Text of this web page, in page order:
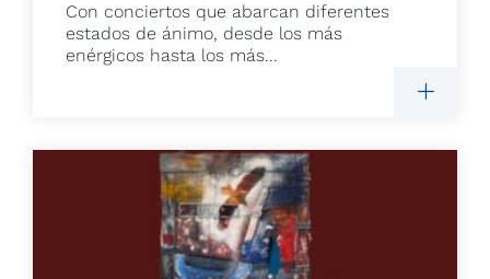
Con conciertos que abarcan diferentes
estados de ánimo, desde los más
enérgicos hasta los más...